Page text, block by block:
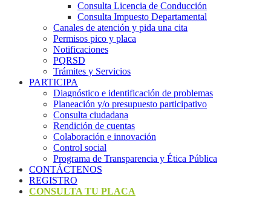
Consulta Licencia de Conducción
Consulta Impuesto Departamental
Canales de atención y pida una cita
Permisos pico y placa
Notificaciones
PQRSD
Trámites y Servicios
PARTICIPA
Diagnóstico e identificación de problemas
Planeación y/o presupuesto participativo​
Consulta ciudadana
Rendición de cuentas
Colaboración e innovación
Control social
Programa de Transparencia y Ética Pública
CONTÁCTENOS
REGISTRO
CONSULTA TU PLACA